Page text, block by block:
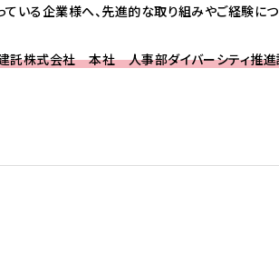
ている企業様へ、先進的な取り組みやご経験につ
建託株式会社 本社 人事部ダイバーシティ推